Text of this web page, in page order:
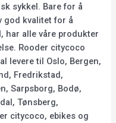
sykkel. Bare for å
god kvalitet for å
har alle våre produkter
Rooder citycoco
levere til Oslo, Bergen,
Fredrikstad,
Sarpsborg, Bodø,
Tønsberg,
citycoco, ebikes og